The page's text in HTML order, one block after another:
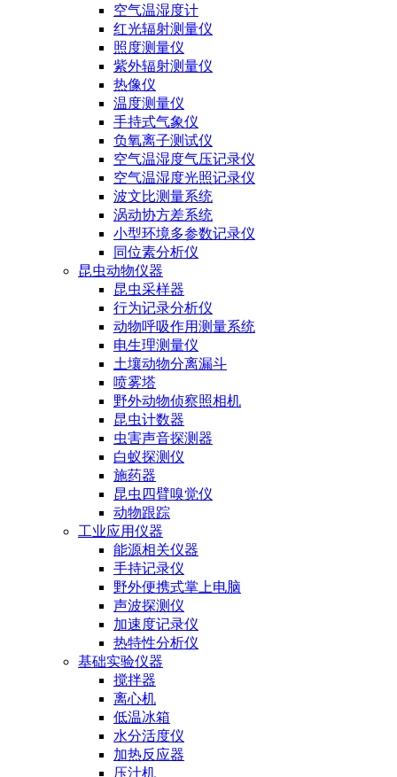
空气温湿度计
红光辐射测量仪
照度测量仪
紫外辐射测量仪
热像仪
温度测量仪
手持式气象仪
负氧离子测试仪
空气温湿度气压记录仪
空气温湿度光照记录仪
波文比测量系统
涡动协方差系统
小型环境多参数记录仪
同位素分析仪
昆虫动物仪器
昆虫采样器
行为记录分析仪
动物呼吸作用测量系统
电生理测量仪
土壤动物分离漏斗
喷雾塔
野外动物侦察照相机
昆虫计数器
虫害声音探测器
白蚁探测仪
施药器
昆虫四臂嗅觉仪
动物跟踪
工业应用仪器
能源相关仪器
手持记录仪
野外便携式掌上电脑
声波探测仪
加速度记录仪
热特性分析仪
基础实验仪器
搅拌器
离心机
低温冰箱
水分活度仪
加热反应器
压汁机